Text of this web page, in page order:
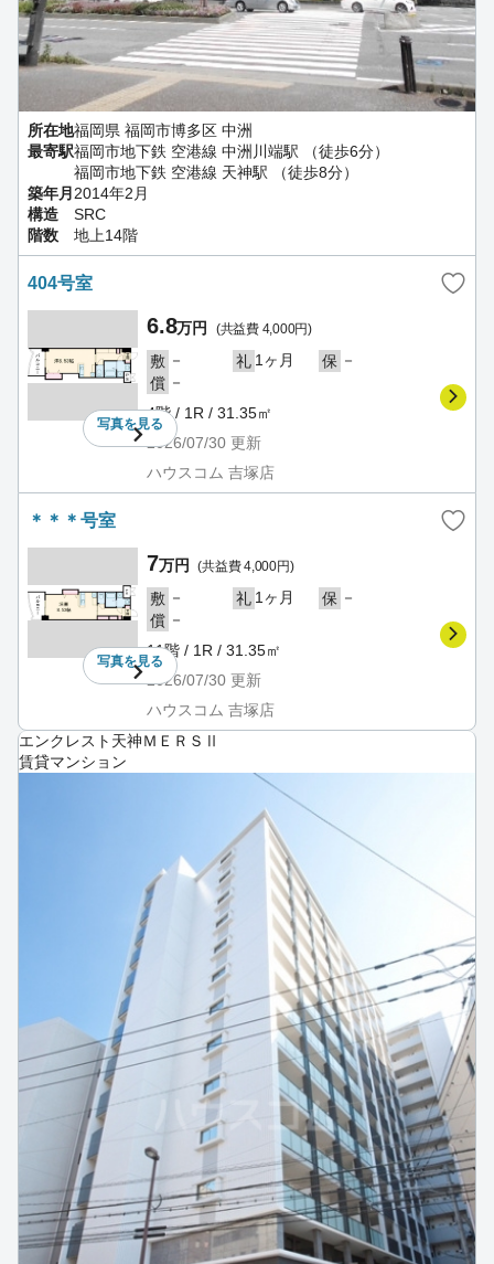
所在地福岡県 福岡市博多区 中洲
最寄駅福岡市地下鉄 空港線 中洲川端駅 （徒歩6分）
福岡市地下鉄 空港線 天神駅 （徒歩8分）
築年月 2014年2月
構造
SRC
階数
地上14階
404号室
写真を見る
6.8万円 (共益費 4,000円)
敷 － 礼 1ヶ月 保 －
償 －
4階 / 1R / 31.35㎡
2026/07/30 更新
ハウスコム 吉塚店
＊＊＊号室
写真を見る
7万円 (共益費 4,000円)
敷 － 礼 1ヶ月 保 －
償 －
11階 / 1R / 31.35㎡
2026/07/30 更新
ハウスコム 吉塚店
エンクレスト天神ＭＥＲＳⅡ
賃貸マンション